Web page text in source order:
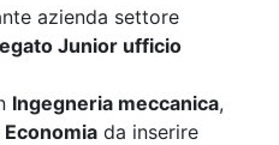
azienda settore
Junior ufficio
Ingegneria meccanica,
Economia da inserire